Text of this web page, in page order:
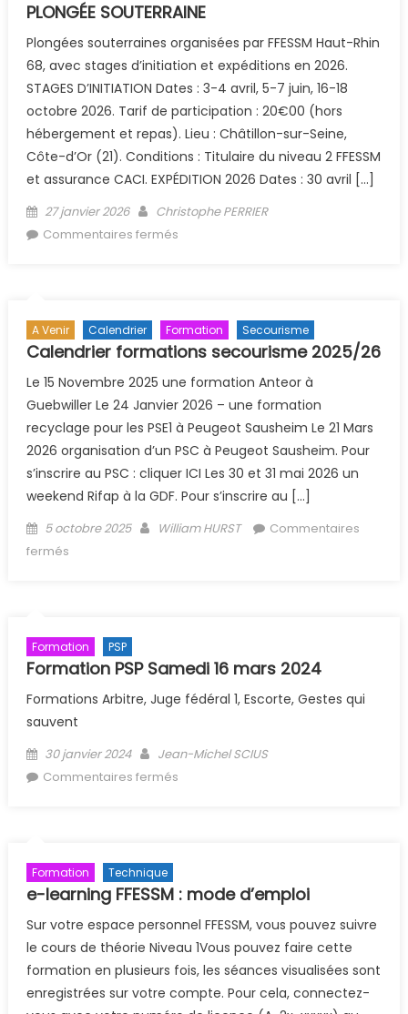
PLONGÉE SOUTERRAINE
Plongées souterraines organisées par FFESSM Haut-Rhin
68, avec stages d’initiation et expéditions en 2026.
STAGES D’INITIATION Dates : 3-4 avril, 5-7 juin, 16-18
octobre 2026. Tarif de participation : 20€00 (hors
hébergement et repas). Lieu : Châtillon-sur-Seine,
Côte-d’Or (21). Conditions : Titulaire du niveau 2 FFESSM
et assurance CACI. EXPÉDITION 2026 Dates : 30 avril […]
Posted on
27 janvier 2026 Author
Christophe PERRIER
Commentaires fermés
A Venir Calendrier Formation Secourisme
Calendrier formations secourisme 2025/26
Le 15 Novembre 2025 une formation Anteor à
Guebwiller Le 24 Janvier 2026 – une formation
recyclage pour les PSE1 à Peugeot Sausheim Le 21 Mars
2026 organisation d’un PSC à Peugeot Sausheim. Pour
s’inscrire au PSC : cliquer ICI Les 30 et 31 mai 2026 un
weekend Rifap à la GDF. Pour s’inscrire au […]
Posted on
5 octobre 2025 Author
William HURST
Commentaires
fermés
Formation PSP
Formation PSP Samedi 16 mars 2024
Formations Arbitre, Juge fédéral 1, Escorte, Gestes qui
sauvent
Posted on
30 janvier 2024 Author
Jean-Michel SCIUS
Commentaires fermés
Formation Technique
e-learning FFESSM : mode d’emploi
Sur votre espace personnel FFESSM, vous pouvez suivre
le cours de théorie Niveau 1Vous pouvez faire cette
formation en plusieurs fois, les séances visualisées sont
enregistrées sur votre compte. Pour cela, connectez-